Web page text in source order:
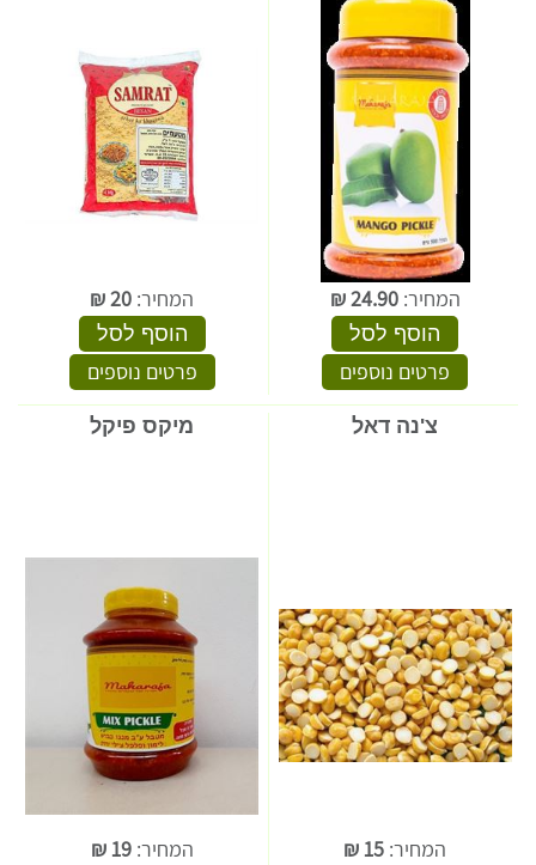
המחיר:24.90
₪
הוסף לסל
פרטים נוספים
המחיר: 20
₪
הוסף לסל
פרטים נוספים
צ'נה דאל
המחיר: 15
₪
מיקס פיקל
המחיר:19
₪